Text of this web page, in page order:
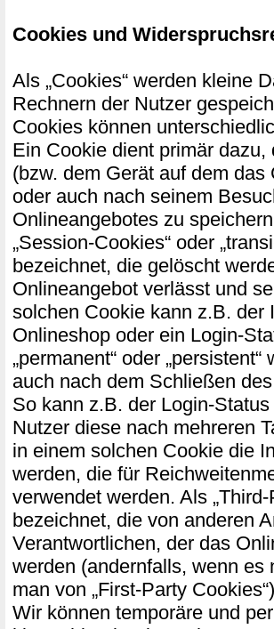
Cookies und
Als „Cookies“ werden kleine
Rechnern der Nutzer
Cookies können
Ein Cookie dient primär
(bzw. dem Gerät auf dem
oder auch nach seinem
Onlineangebotes zu
„Session-Cookies“ oder
bezeichnet, die gelöscht
Onlineangebot verlässt und
solchen Cookie kann z.B. der
Onlineshop oder ein Login-
„permanent“ oder
auch nach dem Schließen
So kann z.B. der Login-
Nutzer diese nach mehreren
in einem solchen Cookie die
werden, die für
verwendet werden. Als
bezeichnet, die von anderen
Verantwortlichen, der das
werden (andernfalls, wenn
man von „First-Party
Wir können temporäre und